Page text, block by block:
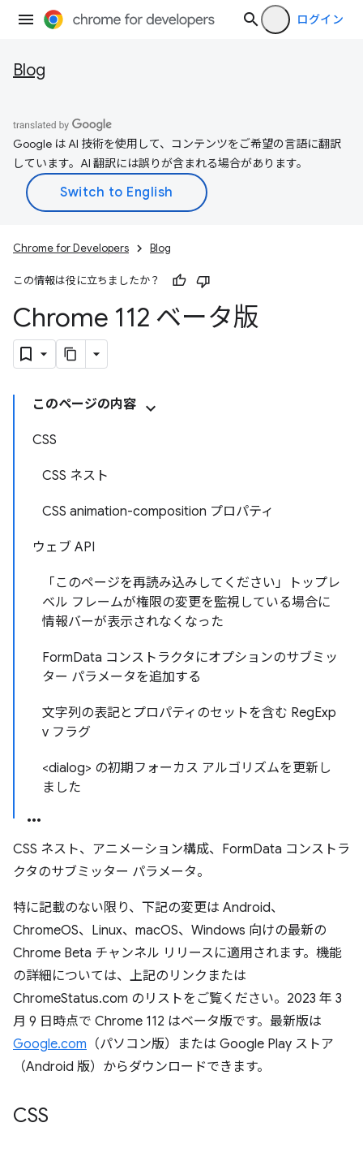
ログイン
Blog
Google は AI 技術を使用して、コンテンツをご希望の言語に翻訳
しています。AI 翻訳には誤りが含まれる場合があります。
Chrome for Developers Blog
この情報は役に立ちましたか？
Chrome 112 ベータ版
このページの内容
CSS
CSS ネスト
CSS animation-composition プロパティ
ウェブ API
「このページを再読み込みしてください」トップレ
ベル フレームが権限の変更を監視している場合に
情報バーが表示されなくなった
FormData コンストラクタにオプションのサブミッ
ター パラメータを追加する
文字列の表記とプロパティのセットを含む RegExp
v フラグ
<dialog> の初期フォーカス アルゴリズムを更新し
ました
CSS ネスト、アニメーション構成、FormData コンストラ
クタのサブミッター パラメータ。
特に記載のない限り、下記の変更は Android、
ChromeOS、Linux、macOS、Windows 向けの最新の
Chrome Beta チャンネル リリースに適用されます。機能
の詳細については、上記のリンクまたは
ChromeStatus.com のリストをご覧ください。2023 年 3
月 9 日時点で Chrome 112 はベータ版です。最新版は
Google.com （パソコン版）または Google Play ストア
（Android 版）からダウンロードできます。
CSS